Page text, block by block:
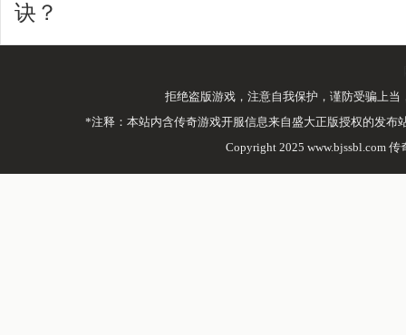
诀？
拒绝盗版游戏，注意自我保护，谨防受骗上
*注释：本站内含传奇游戏开服信息来自盛大正版授权的发
Copyright 2025 www.bjssbl.com